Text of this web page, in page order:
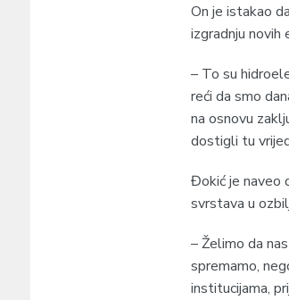
On je istakao
izgradnju novih
– To su
reći da smo
na osnovu
dostigli tu
Đokić je naveo
svrstava u
– Želimo da
spremamo,
institucijama,